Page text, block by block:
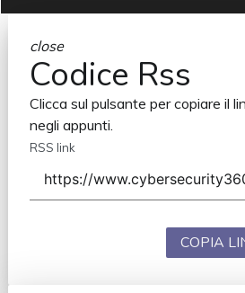
close
Codice Rss
Clicca sul pulsante per copiare il
negli appunti.
RSS link
COPIA